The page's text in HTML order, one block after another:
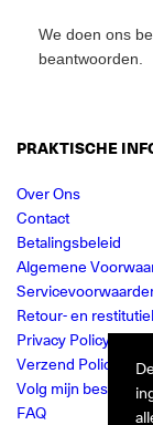
We doen ons
beantwoorden.
PRAKTISCHE
Over Ons
Contact
Betalingsbeleid
Algemene
Retour- en
Privacy Policy
Verzend Policy
Volg mijn bestelling
FAQ